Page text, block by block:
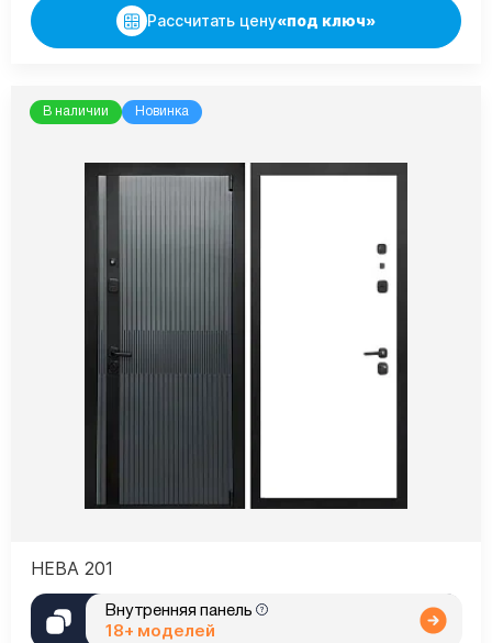
Рассчитать цену«под ключ»
В наличии Новинка
НЕВА 201
Внутренняя панель
18+ моделей